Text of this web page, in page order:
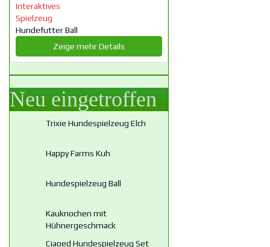
Interaktives
Spielzeug
Hundefutter Ball
Zeige mehr Details
Neu eingetroffen
Trixie Hundespielzeug Elch
Happy Farms Kuh
Hundespielzeug Ball
Kauknochen mit
Hühnergeschmack
Ciaoed Hundespielzeug Set